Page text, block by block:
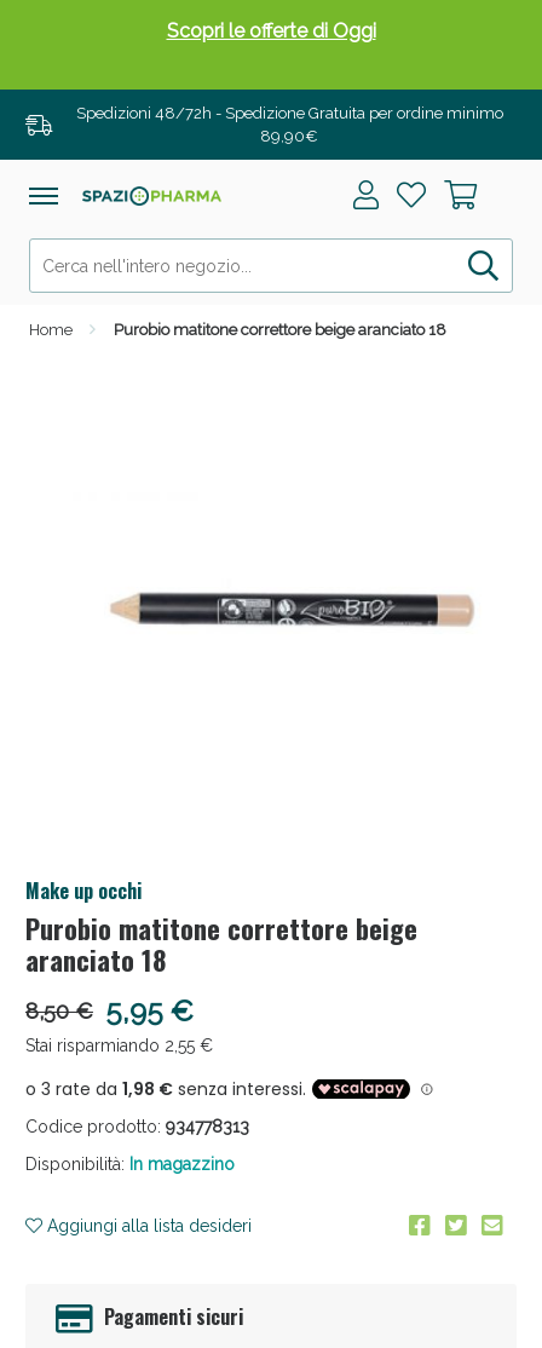
Spedizioni 48/72h - Spedizione Gratuita per ordine minimo
89,90€
Home Purobio matitone correttore beige aranciato 18
Make up occhi
Purobio matitone correttore beige
aranciato 18
8,50 € 5,95 €
Stai risparmiando 2,55 €
Codice prodotto: 934778313
Disponibilità: In magazzino
Aggiungi alla lista desideri
Pagamenti sicuri
Scopri le offerte di Oggi
Salini e Multivitaminici: oggi Sconto extra fino al
Anticellulite e Fanghi: Sconto fino al 40% valido